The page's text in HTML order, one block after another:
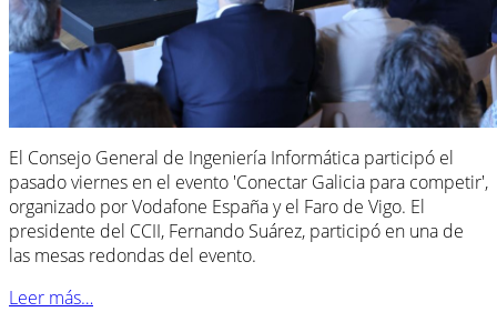
El Consejo General de Ingeniería Informática participó el
pasado viernes en el evento 'Conectar Galicia para competir',
organizado por Vodafone España y el Faro de Vigo. El
presidente del CCII, Fernando Suárez, participó en una de
las mesas redondas del evento.
Leer más…